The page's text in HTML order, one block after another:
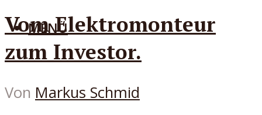
MENÜ
Vom Elektromonteur
zum Investor.
Von Markus Schmid